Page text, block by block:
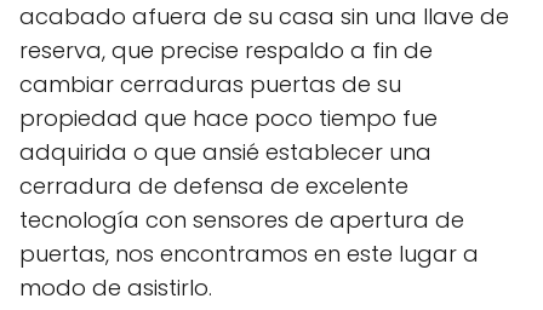
acabado afuera de su casa sin una llave de
reserva, que precise respaldo a fin de
cambiar cerraduras puertas de su
propiedad que hace poco tiempo fue
adquirida o que ansié establecer una
cerradura de defensa de excelente
tecnología con sensores de apertura de
puertas, nos encontramos en este lugar a
modo de asistirlo.